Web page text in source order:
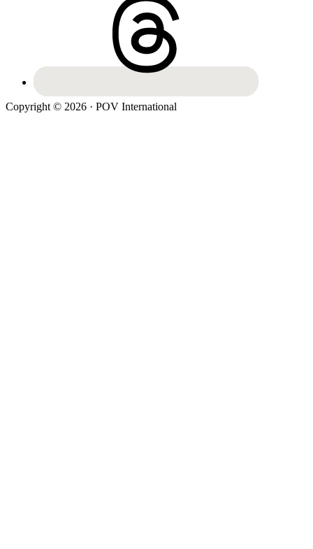
Copyright © 2026 · POV International